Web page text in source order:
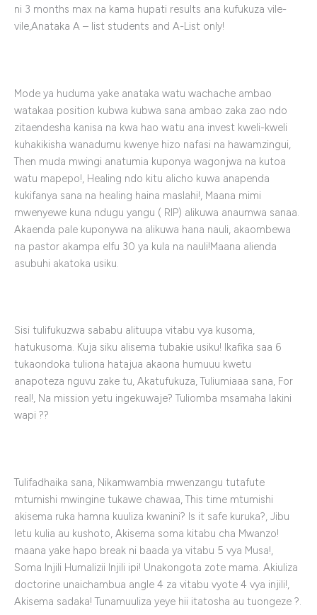
ni 3 months max na kama hupati results ana kufukuza vile-
vile,Anataka A – list students and A-List only!
Mode ya huduma yake anataka watu wachache ambao
watakaa position kubwa kubwa sana ambao zaka zao ndo
zitaendesha kanisa na kwa hao watu ana invest kweli-kweli
kuhakikisha wanadumu kwenye hizo nafasi na hawamzingui,
Then muda mwingi anatumia kuponya wagonjwa na kutoa
watu mapepo!, Healing ndo kitu alicho kuwa anapenda
kukifanya sana na healing haina maslahi!, Maana mimi
mwenyewe kuna ndugu yangu ( RIP) alikuwa anaumwa sanaa.
Akaenda pale kuponywa na alikuwa hana nauli, akaombewa
na pastor akampa elfu 30 ya kula na nauli!Maana alienda
asubuhi akatoka usiku.
Sisi tulifukuzwa sababu alituupa vitabu vya kusoma,
hatukusoma. Kuja siku alisema tubakie usiku! Ikafika saa 6
tukaondoka tuliona hatajua akaona humuuu kwetu
anapoteza nguvu zake tu, Akatufukuza, Tuliumiaaa sana, For
real!, Na mission yetu ingekuwaje? Tuliomba msamaha lakini
wapi ??
Tulifadhaika sana, Nikamwambia mwenzangu tutafute
mtumishi mwingine tukawe chawaa, This time mtumishi
akisema ruka hamna kuuliza kwanini? Is it safe kuruka?, Jibu
letu kulia au kushoto, Akisema soma kitabu cha Mwanzo!
maana yake hapo break ni baada ya vitabu 5 vya Musa!,
Soma Injili Humalizii Injili ipi! Unakongota zote mama. Akiuliza
doctorine unaichambua angle 4 za vitabu vyote 4 vya injili!,
Akisema sadaka! Tunamuuliza yeye hii itatosha au tuongeze ?.